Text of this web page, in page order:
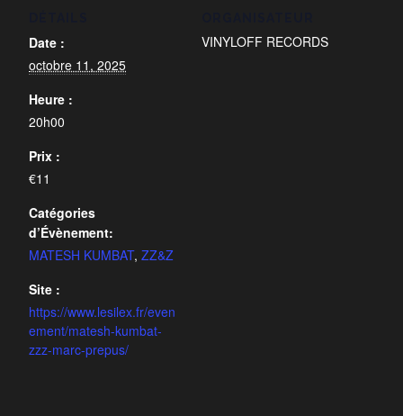
Date :
octobre 11, 2025
Heure :
20h00
Prix :
€11
Catégories
d’Évènement:
MATESH KUMBAT, ZZ&Z
Site :
https://www.lesilex.fr/even
ement/matesh-kumbat-
zzz-marc-prepus/
VINYLOFF RECORDS